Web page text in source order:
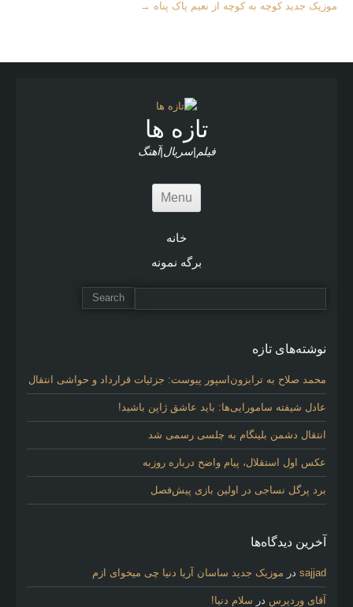
موزیک جدید کوچه به کوچه از نعیم پاک پناه →
تازه ها
فیلم|سریال|آهنگ
Menu
خانه
برگه نمونه
نوشته‌های تازه
محمد صلاح به ترابزون‌اسپور پیوست: جزئیات قرارداد و حواشی انتقال
عادل شیفته سامورایی‌ها: باید عاشق ژاپن باشید!
انتقال دشمن بلینگام به چلسی رسمی شد
عکس اول استقلال، پیام واضح درباره روزبه
برد پرگل نساجی در اولین بازی پیش‌فصل
آخرین دیدگاه‌ها
sajjad در موزیک جدید ساسان آریا دنیا چی میخوای ازم
آقای وردپرس در سلام دنیا!